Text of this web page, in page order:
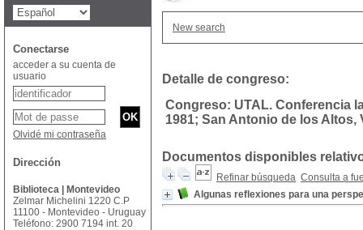
New search
Detalle de congreso:
Congreso: UTAL. Conferencia
1981; San Antonio de los Altos,
Documentos disponibles
Refinar búsqueda Consulta a
Algunas reflexiones para una
Conectarse
acceder a su cuenta de
usuario
Olvidé mi contraseña
Dirección
Biblioteca | Montevideo
Zelmar Michelini 1220 C.P
11100 - Montevideo - Uruguay
Teléfono: 2900 7194 int. 20